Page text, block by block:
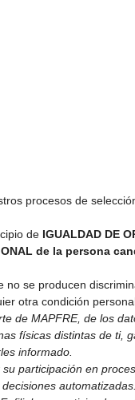
procesos de
de IGUALDAD DE
de la persona
no se producen
otra condición
de MAPFRE, de los
físicas distintas de ti,
informado.
participación en